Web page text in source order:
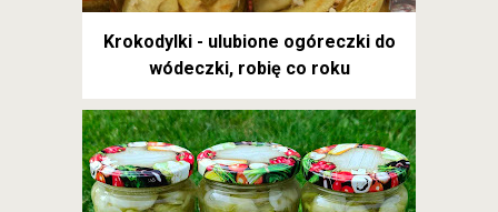
Krokodylki - ulubione ogóreczki do
wódeczki, robię co roku